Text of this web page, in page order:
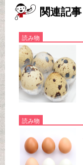
関連記事
読み物
読み物